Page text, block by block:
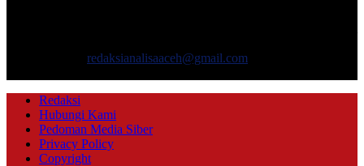
redaksianalisaaceh@gmail.com
Redaksi
Hubungi Kami
Pedoman Media Siber
Privacy Policy
Copyright